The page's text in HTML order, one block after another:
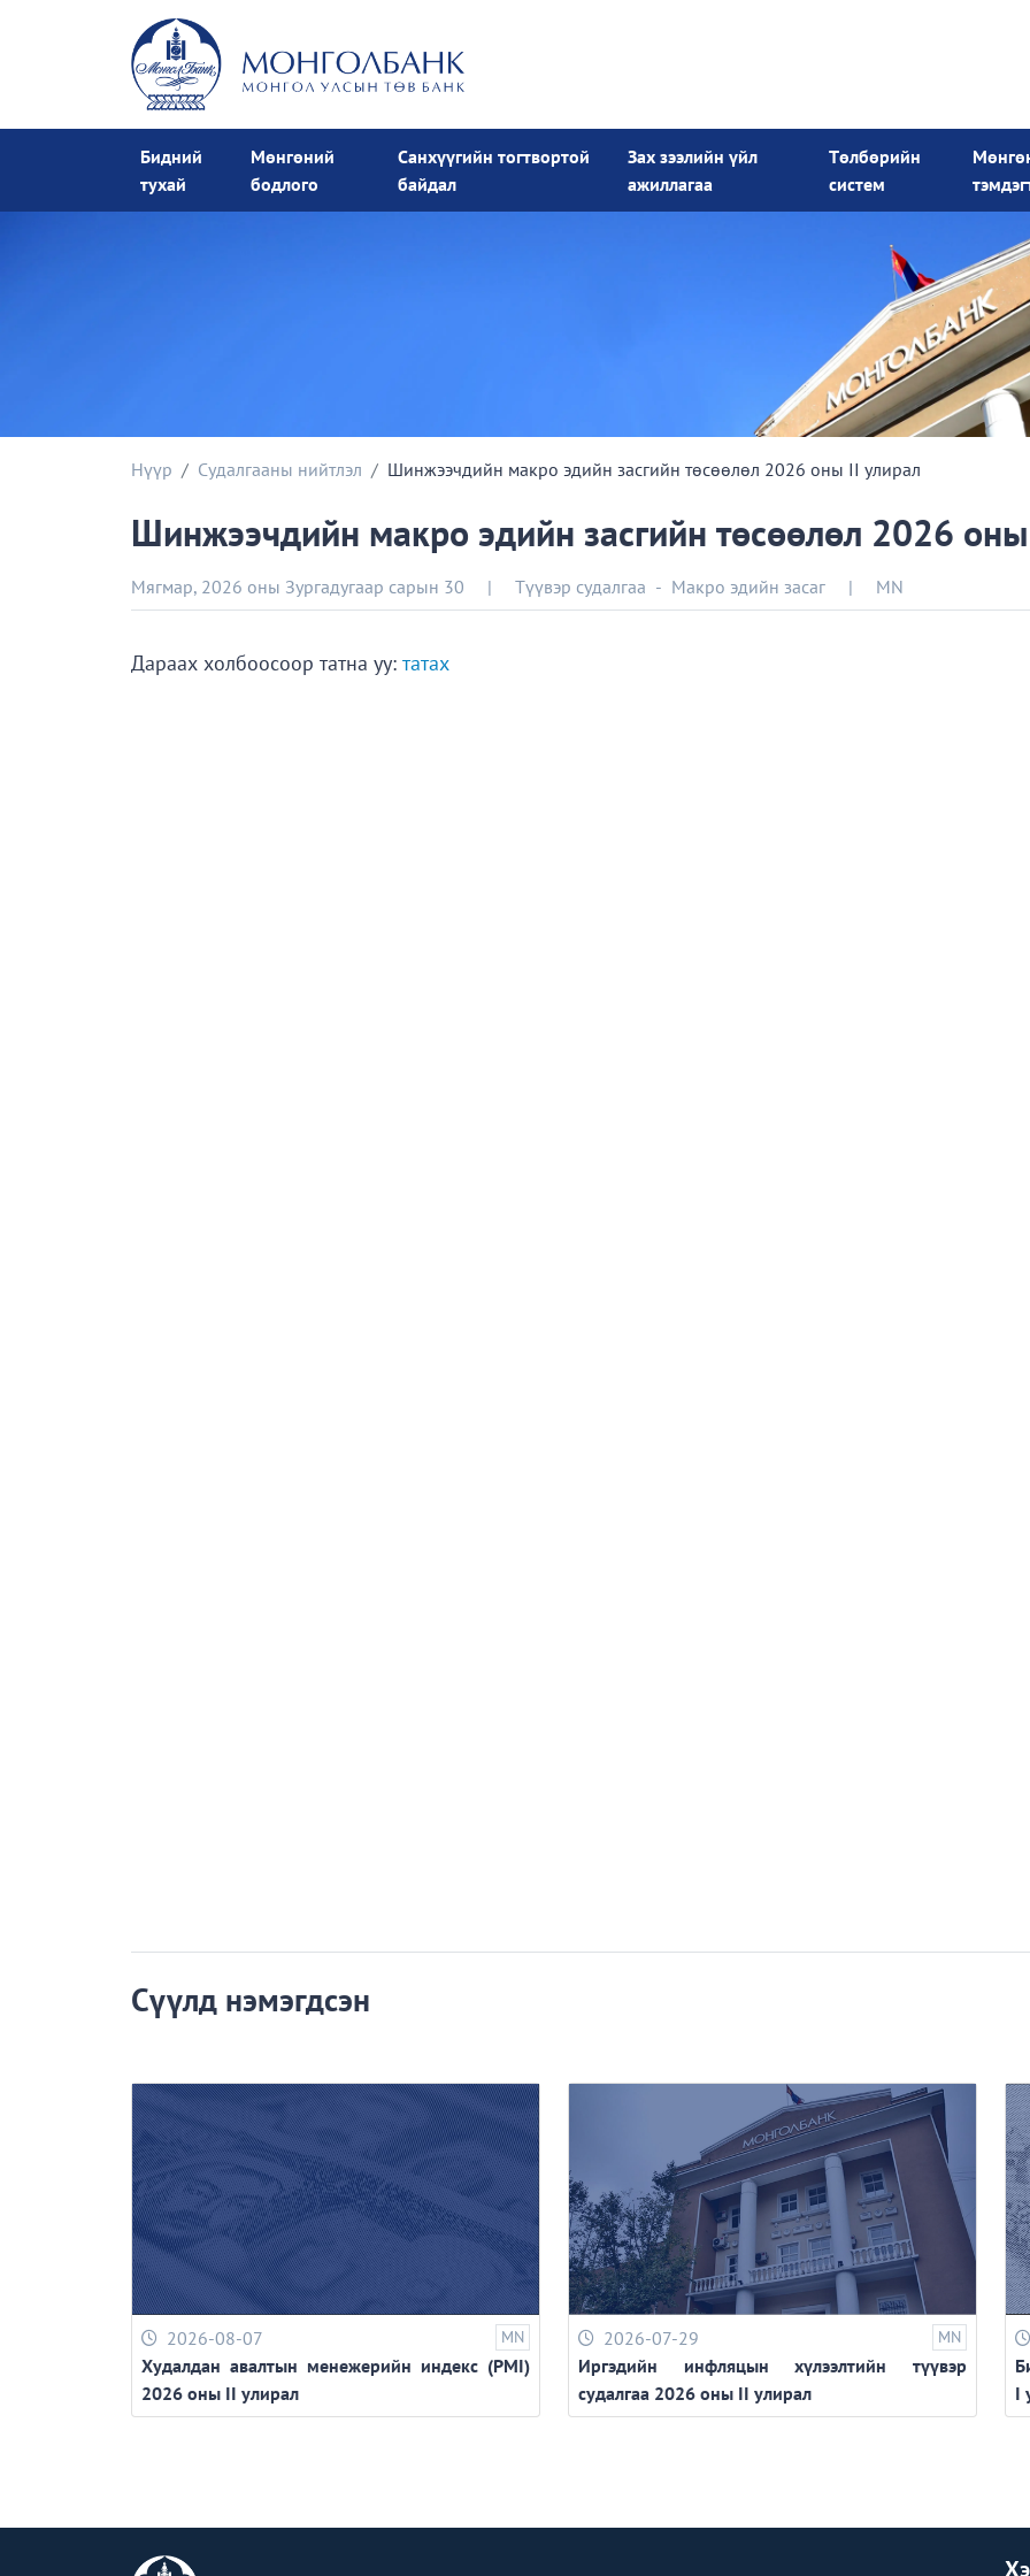
Бидний
тухай
Мөнгөний
бодлого
Санхүүгийн тогтвортой
байдал
Зах зээлийн үйл
ажиллагаа
Төлбөрийн
систем
Нүүр Судалгааны нийтлэл Шинжээчдийн макро эдийн засгийн төсөөлөл 2026 оны II улирал
Шинжээчдийн макро эдийн засгийн төсөөлөл 2026
Мягмар, 2026 оны Зургадугаар сарын 30 | Түүвэр судалгаа - Макро эдийн засаг | MN
Дараах холбоосоор татна уу: татах
Сүүлд нэмэгдсэн
2026-08-07 MN
Худалдан авалтын менежерийн индекс (PMI)
2026 оны II улирал
2026-07-29 MN
Иргэдийн инфляцын хүлээлтийн түүвэр
судалгаа 2026 оны II улирал
I